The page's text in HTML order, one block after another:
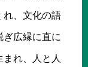
れ、文化の語
ぎ広縁に直に
れ、人と人